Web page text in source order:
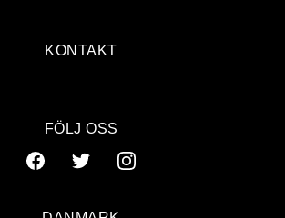
KONTAKT
FÖLJ OSS